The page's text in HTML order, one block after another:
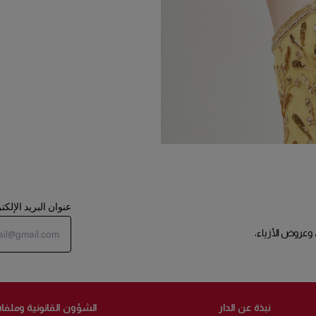
وعروض الأزياء،
عنوان البريد
نبذة عن الدار الشؤون القانونية